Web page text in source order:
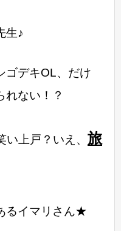
生♪
ゴデキOL、だけ
れない！？
上戸？いえ、 旅
るイマリさん★